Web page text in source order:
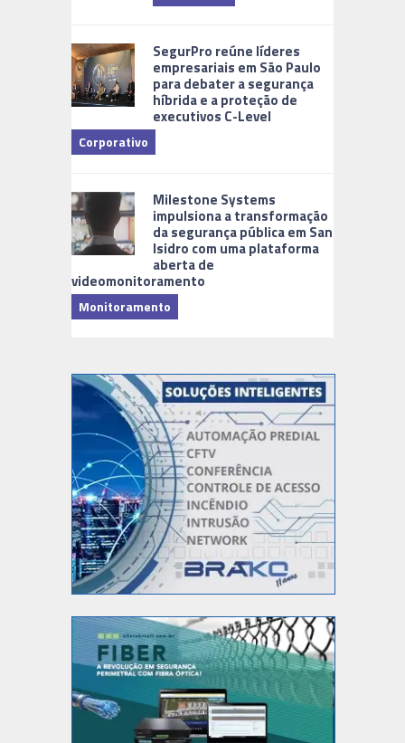
SegurPro reúne líderes
empresariais em São Paulo
para debater a segurança
híbrida e a proteção de
executivos C-Level
Corporativo
Milestone Systems
impulsiona a transformação
da segurança pública em San
Isidro com uma plataforma
aberta de
videomonitoramento
Monitoramento